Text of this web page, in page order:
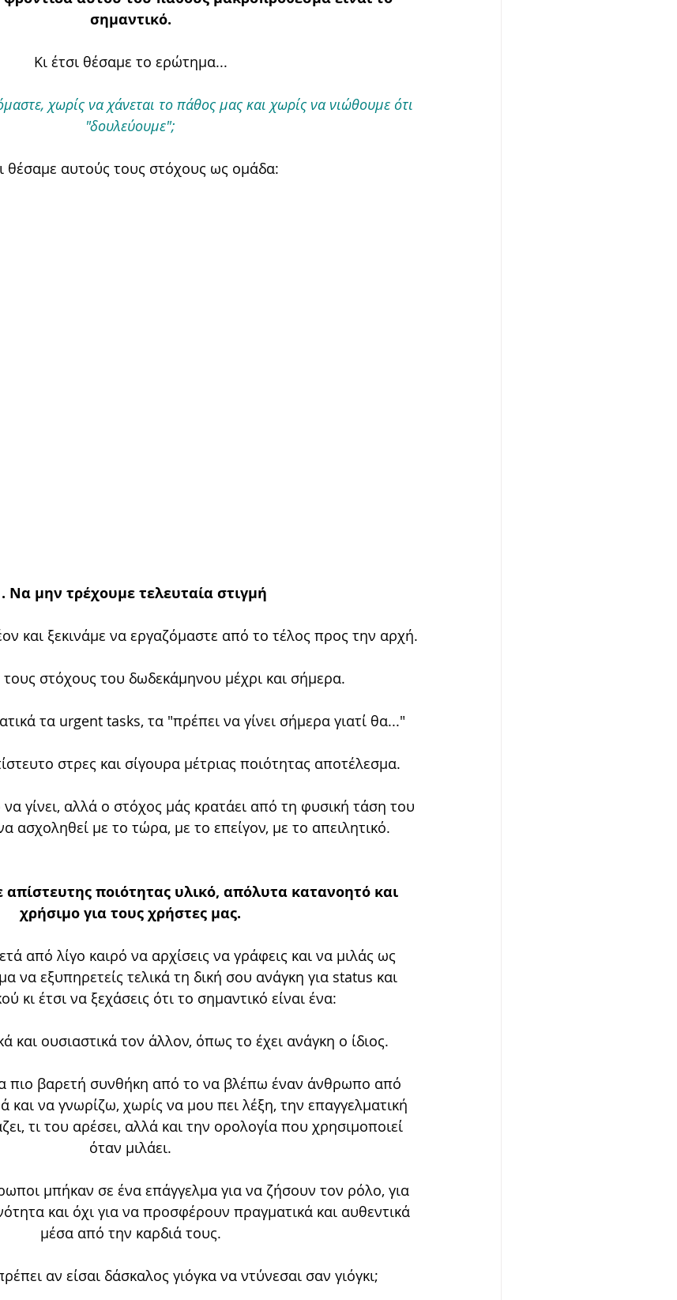
σημαντικό.
Κι έτσι θέσαμε το ερώτημα...
χωρίς να χάνεται το πάθος μας και χωρίς να νιώθουμε ότι
"δουλεύουμε";
θέσαμε αυτούς τους στόχους ως ομάδα:
Να μην τρέχουμε τελευταία στιγμή
και ξεκινάμε να εργαζόμαστε από το τέλος προς την αρχή.
στόχους του δωδεκάμηνου μέχρι και σήμερα.
τα urgent tasks, τα "πρέπει να γίνει σήμερα γιατί θα..."
στρες και σίγουρα μέτριας ποιότητας αποτέλεσμα.
γίνει, αλλά ο στόχος μάς κρατάει από τη φυσική τάση του
ασχοληθεί με το τώρα, με το επείγον, με το απειλητικό.
ποιότητας υλικό, απόλυτα κατανοητό και
χρήσιμο για τους χρήστες μας.
από λίγο καιρό να αρχίσεις να γράφεις και να μιλάς ως
να εξυπηρετείς τελικά τη δική σου ανάγκη για status και
κι έτσι να ξεχάσεις ότι το σημαντικό είναι ένα:
και ουσιαστικά τον άλλον, όπως το έχει ανάγκη ο ίδιος.
πιο βαρετή συνθήκη από το να βλέπω έναν άνθρωπο από
και να γνωρίζω, χωρίς να μου πει λέξη, την επαγγελματική
τι του αρέσει, αλλά και την ορολογία που χρησιμοποιεί
όταν μιλάει.
μπήκαν σε ένα επάγγελμα για να ζήσουν τον ρόλο, για
και όχι για να προσφέρουν πραγματικά και αυθεντικά
μέσα από την καρδιά τους.
αν είσαι δάσκαλος γιόγκα να ντύνεσαι σαν γιόγκι;